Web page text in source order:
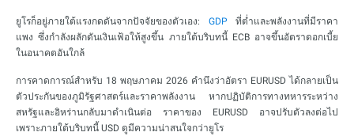
ยูโรก็อยู่ภายใต้แรงกดดันจากปัจจัยของตัวเอง: GDP ที่ต่ำและพลังงานที่มีราคา
แพง ซึ่งกำลังผลักดันเงินเฟ้อให้สูงขึ้น ภายใต้บริบทนี้ ECB อาจขึ้นอัตราดอกเบี้ย
ในอนาคตอันใกล้
การคาดการณ์สำหรับ 18 พฤษภาคม 2026 คำนึงว่าอัตรา EURUSD ได้กลายเป็น
ตัวประกันของภูมิรัฐศาสตร์และราคาพลังงาน หากปฏิบัติการทางทหารระหว่าง
สหรัฐและอิหร่านกลับมาดำเนินต่อ ราคาของ EURUSD อาจปรับตัวลงต่อไป
เพราะภายใต้บริบทนี้ USD ดูมีความน่าสนใจกว่ายูโร